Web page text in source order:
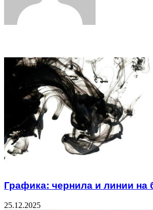
Графика: чернила и линии на
25.12.2025